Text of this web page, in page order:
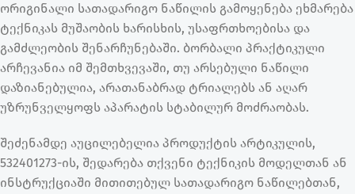
ორიგინალი სათადარიგო ნაწილის გამოყენება ეხმარება
ტექნიკას მუშაობის ხარისხის, უსაფრთხოებისა და
გამძლეობის შენარჩუნებაში. ბორბალი პრაქტიკული
არჩევანია იმ შემთხვევაში, თუ არსებული ნაწილი
დაზიანებულია, არათანაბრად ტრიალებს ან აღარ
უზრუნველყოფს აპარატის სტაბილურ მოძრაობას.
შეძენამდე აუცილებელია პროდუქტის არტიკულის,
532401273-ის, შედარება თქვენი ტექნიკის მოდელთან ან
ინსტრუქციაში მითითებულ სათადარიგო ნაწილებთან,